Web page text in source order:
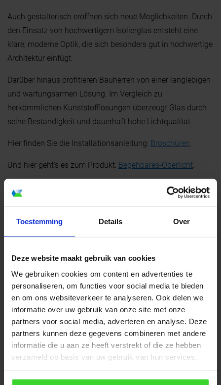
Toestemming Details Over
Deze website maakt gebruik van cookies
We gebruiken cookies om content en advertenties te
personaliseren, om functies voor social media te bieden
en om ons websiteverkeer te analyseren. Ook delen we
informatie over uw gebruik van onze site met onze
partners voor social media, adverteren en analyse. Deze
partners kunnen deze gegevens combineren met andere
informatie die u aan ze heeft verstrekt of die ze hebben
verzameld op basis van uw gebruik van hun services.
Auch gestalterisch eröffnen sich neue Möglichkeiten. Durch
den Einsatz von hochwertigem Isolierglas entsteht eine
klare, moderne Optik, die sich besonders gut in hochwertige
Architektur einfügt.
Darüber hinaus profitieren Bauherren von einer langlebigen
und wartungsarmen Lösung. Im Vergleich zu
herkömmlichen Kunststofflösungen überzeugt Glas durch
seine Beständigkeit und dauerhaft hohe Lichtqualität.
Hier finden Sie die Installationsanleitung: Broschüren
Und hier geht's es zum Produkt: Begehbares-Oberlicht